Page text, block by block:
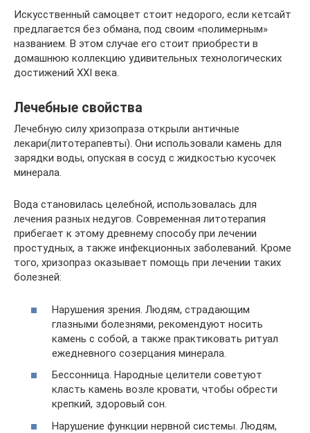
Искусственный самоцвет стоит недорого, если кетсайт
предлагается без обмана, под своим «полимерным»
названием. В этом случае его стоит приобрести в
домашнюю коллекцию удивительных технологических
достижений XXI века.
Лечебные свойства
Лечебную силу хризопраза открыли античные
лекари(литотерапевты). Они использовали камень для
зарядки воды, опуская в сосуд с жидкостью кусочек
минерала.
Вода становилась целебной, использовалась для
лечения разных недугов. Современная литотерапия
прибегает к этому древнему способу при лечении
простудных, а также инфекционных заболеваний. Кроме
того, хризопраз оказывает помощь при лечении таких
болезней:
Нарушения зрения. Людям, страдающим
глазными болезнями, рекомендуют носить
камень с собой, а также практиковать ритуал
ежедневного созерцания минерала.
Бессонница. Народные целители советуют
класть камень возле кровати, чтобы обрести
крепкий, здоровый сон.
Нарушение функции нервной системы. Людям,